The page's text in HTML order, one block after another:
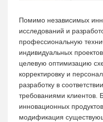
Помимо независимых
исследований и
профессиональную
индивидуальных
целевую оптимизацию
корректировку и
разработку в
требованиями клиентов.
инновационных
модификация